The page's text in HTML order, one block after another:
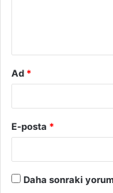
Ad *
E-posta *
Daha sonraki